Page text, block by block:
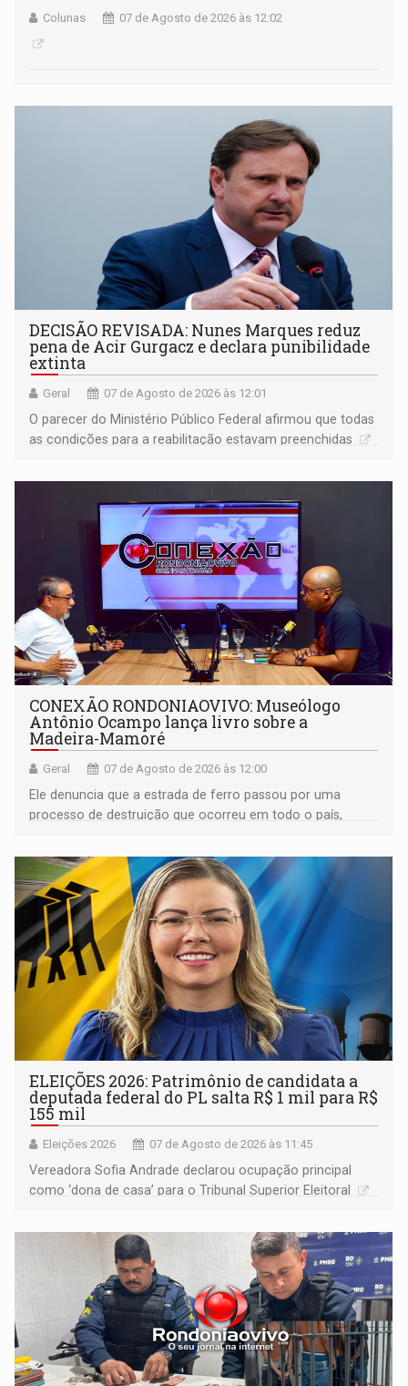
Colunas 07 de Agosto de 2026 às 12:02
DECISÃO REVISADA: Nunes Marques reduz
pena de Acir Gurgacz e declara punibilidade
extinta
Geral 07 de Agosto de 2026 às 12:01
O parecer do Ministério Público Federal afirmou que todas
as condições para a reabilitação estavam preenchidas
CONEXÃO RONDONIAOVIVO: Museólogo
Antônio Ocampo lança livro sobre a
Madeira-Mamoré
Geral 07 de Agosto de 2026 às 12:00
Ele denuncia que a estrada de ferro passou por uma
processo de destruição que ocorreu em todo o país,
ELEIÇÕES 2026: Patrimônio de candidata a
deputada federal do PL salta R$ 1 mil para R$
155 mil
Eleições 2026 07 de Agosto de 2026 às 11:45
Vereadora Sofia Andrade declarou ocupação principal
como ‘dona de casa’ para o Tribunal Superior Eleitoral